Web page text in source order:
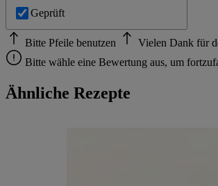
Geprüft
Bitte Pfeile benutzen
Vielen Dank für
Bitte wähle eine Bewertung aus, um
Ähnliche Rezepte